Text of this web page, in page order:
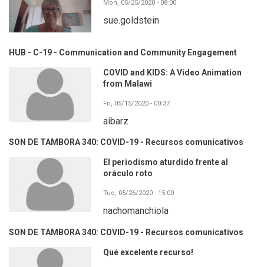
Mon, 05/25/2020 - 08:00
sue.goldstein
HUB - C-19 - Communication and Community Engagement
COVID and KIDS: A Video Animation
from Malawi
Fri, 05/15/2020 - 00:37
aibarz
SON DE TAMBORA 340: COVID-19 - Recursos comunicativos
El periodismo aturdido frente al
oráculo roto
Tue, 05/26/2020 - 15:00
nachomanchiola
SON DE TAMBORA 340: COVID-19 - Recursos comunicativos
Qué excelente recurso!